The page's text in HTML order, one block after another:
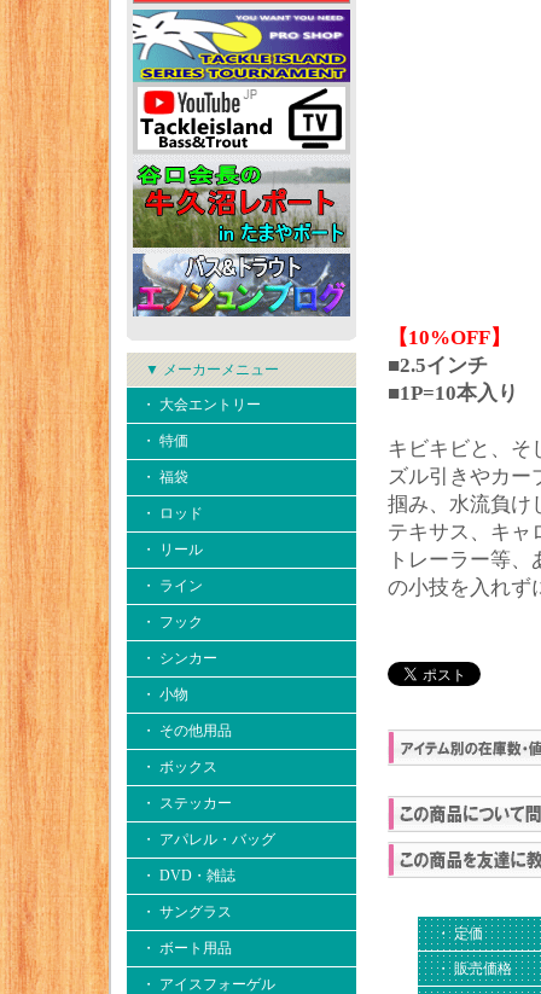
▼ メーカーメニュー
・ 大会エントリー
・ 特価
・ 福袋
・ ロッド
・ リール
・ ライン
・ フック
・ シンカー
・ 小物
・ その他用品
・ ボックス
・ ステッカー
・ アパレル・バッグ
・ DVD・雑誌
・ サングラス
・ ボート用品
・ アイスフォーゲル
【10%OFF】
■2.5インチ
■1P=10本入り
キビキビと、そ
ズル引きやカー
掴み、水流負け
テキサス、キャ
トレーラー等
の小技を入れず
・ 定価
・ 販売価格